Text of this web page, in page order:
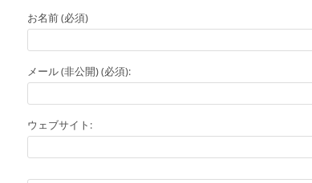
お名前 (必須)
メール (非公開) (必須):
ウェブサイト: